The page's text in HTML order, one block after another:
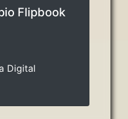
Flipbook
Digital